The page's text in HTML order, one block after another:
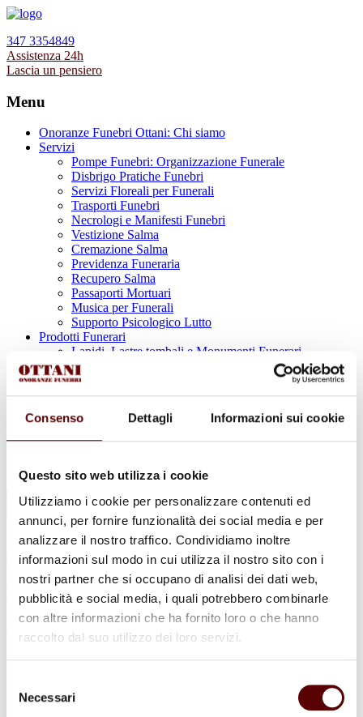
Consenso Dettagli Informazioni sui cookie
Questo sito web utilizza i cookie
Utilizziamo i cookie per personalizzare contenuti ed
annunci, per fornire funzionalità dei social media e per
analizzare il nostro traffico. Condividiamo inoltre
informazioni sul modo in cui utilizza il nostro sito con i
nostri partner che si occupano di analisi dei dati web,
pubblicità e social media, i quali potrebbero combinarle
con altre informazioni che ha fornito loro o che hanno
raccolto dal suo utilizzo dei loro servizi.
delNecessari
347 3354849
Assistenza 24h
Lascia un pensiero
Menu
Onoranze Funebri Ottani: Chi siamo
Servizi
Pompe Funebri: Organizzazione Funerale
Disbrigo Pratiche Funebri
Servizi Floreali per Funerali
Trasporti Funebri
Necrologi e Manifesti Funebri
Vestizione Salma
Cremazione Salma
Previdenza Funeraria
Recupero Salma
Passaporti Mortuari
Musica per Funerali
Supporto Psicologico Lutto
Prodotti Funerari
Lapidi, Lastre tombali e Monumenti Funerari
Urne Cinerarie
Allestimento Funebre
Cofani Funebri
In caso di decesso
Necrologi
News
Info e Contatti
Cerca
per:
Franco Negrini
2 Luglio 1933 - 4 Maggio 2022